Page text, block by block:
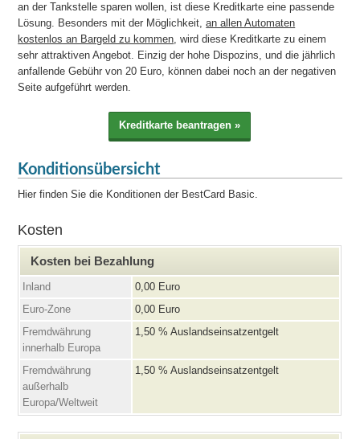
an der Tankstelle sparen wollen, ist diese Kreditkarte eine passende
Lösung. Besonders mit der Möglichkeit,an allen Automaten
kostenlos an Bargeld zu kommen, wird diese Kreditkarte zu einem
sehr attraktiven Angebot. Einzig der hohe Dispozins, und die jährlich
anfallende Gebühr von 20 Euro, können dabei noch an der negativen
Seite aufgeführt werden.
Konditionsübersicht
Hier finden Sie die Konditionen der BestCard Basic.
Kosten
Kosten bei Bezahlung
Inland
0,00 Euro
Euro-Zone
0,00 Euro
Fremdwährung
innerhalb Europa
1,50 % Auslandseinsatzentgelt
Fremdwährung
außerhalb
Europa/Weltweit
1,50 % Auslandseinsatzentgelt